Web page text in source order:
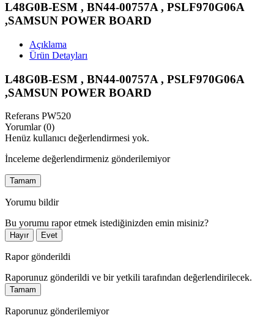
L48G0B-ESM , BN44-00757A , PSLF970G06A
,SAMSUN POWER BOARD
Açıklama
Ürün Detayları
L48G0B-ESM , BN44-00757A , PSLF970G06A
,SAMSUN POWER BOARD
Referans PW520
Yorumlar (0)
Henüz kullanıcı değerlendirmesi yok.
İnceleme değerlendirmeniz gönderilemiyor
Tamam
Yorumu bildir
Bu yorumu rapor etmek istediğinizden emin misiniz?
Hayır Evet
Rapor gönderildi
Raporunuz gönderildi ve bir yetkili tarafından değerlendirilecek.
Tamam
Raporunuz gönderilemiyor